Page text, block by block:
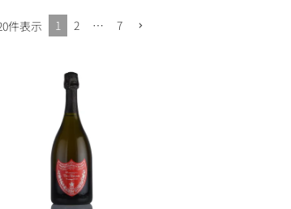
件表示 1 2 … 7